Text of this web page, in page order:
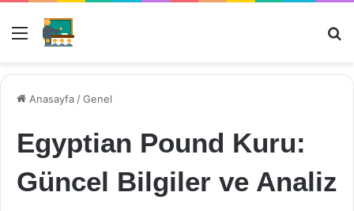
Menü
Anasayfa /Genel
Egyptian Pound Kuru:
Güncel Bilgiler ve Analiz